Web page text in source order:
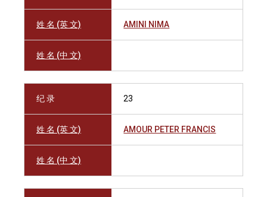
姓 名 (英 文) AMINI NIMA
姓 名 (中 文)
纪 录 23
姓 名 (英 文) AMOUR PETER FRANCIS
姓 名 (中 文)